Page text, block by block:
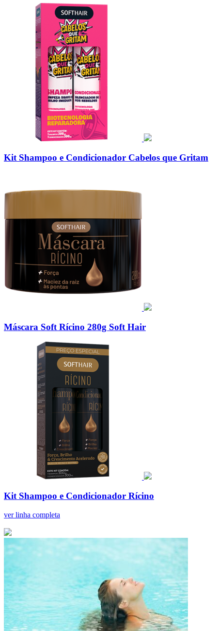
Kit Shampoo e Condicionador Cabelos que Gritam
Máscara Soft Rícino 280g Soft Hair
Kit Shampoo e Condicionador Rícino
ver linha completa